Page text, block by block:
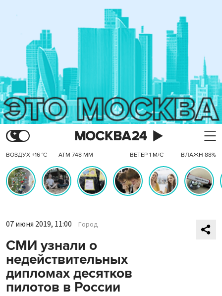
ВОЗДУХ +16 °C АТМ 748 ММ ВЕТЕР 1 М/С ВЛАЖН 88%
07 июня 2019, 11:00 Город
СМИ узнали о
недействительных
дипломах десятков
пилотов в России